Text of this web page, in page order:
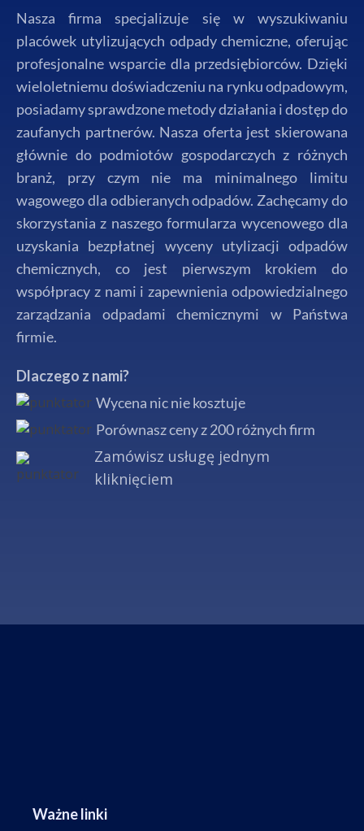
Nasza firma specjalizuje się w wyszukiwaniu
placówek utylizujących odpady chemiczne, oferując
profesjonalne wsparcie dla przedsiębiorców. Dzięki
wieloletniemu doświadczeniu na rynku odpadowym,
posiadamy sprawdzone metody działania i dostęp do
zaufanych partnerów. Nasza oferta jest skierowana
głównie do podmiotów gospodarczych z różnych
branż, przy czym nie ma minimalnego limitu
wagowego dla odbieranych odpadów. Zachęcamy do
skorzystania z naszego formularza wycenowego dla
uzyskania bezpłatnej wyceny utylizacji odpadów
chemicznych, co jest pierwszym krokiem do
współpracy z nami i zapewnienia odpowiedzialnego
zarządzania odpadami chemicznymi w Państwa
firmie.
Dlaczego z nami?
Wycena nic nie kosztuje
Porównasz ceny z 200 różnych firm
Zamówisz usługę jednym
kliknięciem
Ważne linki